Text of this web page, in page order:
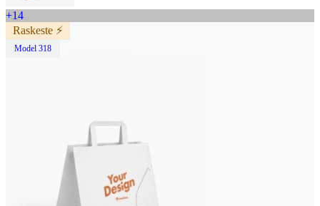
+14
Raskeste ⚡️
Model 318